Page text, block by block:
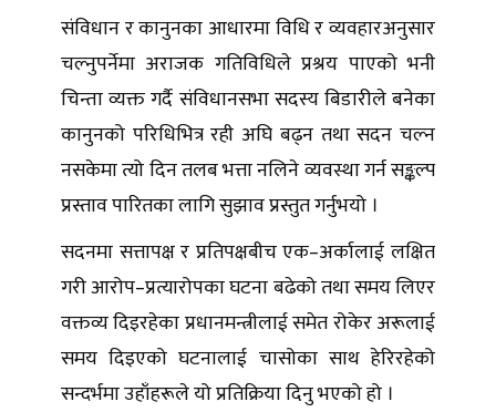
संविधान र कानुनका आधारमा विधि र व्यवहारअनुसार
चल्नुपर्नेमा अराजक गतिविधिले प्रश्रय पाएको भनी
चिन्ता व्यक्त गर्दै संविधानसभा सदस्य बिडारीले बनेका
कानुनको परिधिभित्र रही अघि बढ्न तथा सदन चल्न
नसकेमा त्यो दिन तलब भत्ता नलिने व्यवस्था गर्न सङ्कल्प
प्रस्ताव पारितका लागि सुझाव प्रस्तुत गर्नुभयो ।
सदनमा सत्तापक्ष र प्रतिपक्षबीच एक–अर्कालाई लक्षित
गरी आरोप–प्रत्यारोपका घटना बढेको तथा समय लिएर
वक्तव्य दिइरहेका प्रधानमन्त्रीलाई समेत रोकेर अरूलाई
समय दिइएको घटनालाई चासोका साथ हेरिरहेको
सन्दर्भमा उहाँहरूले यो प्रतिक्रिया दिनु भएको हो ।